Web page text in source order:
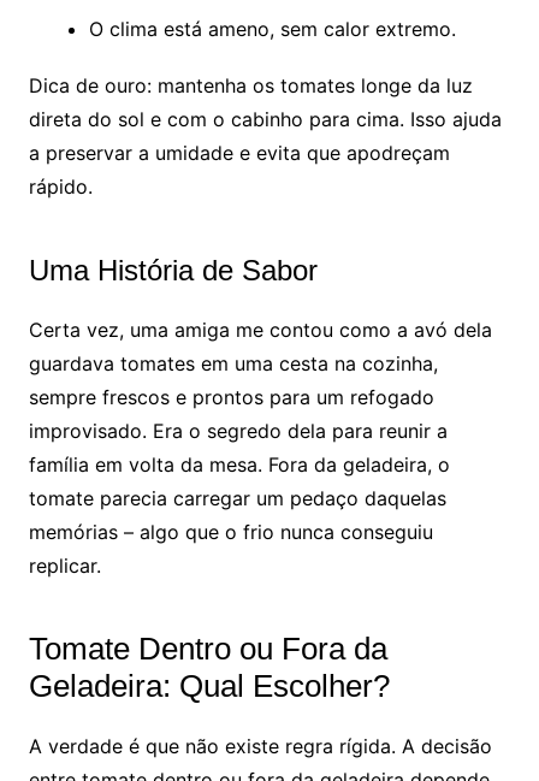
O clima está ameno, sem calor extremo.
Dica de ouro: mantenha os tomates longe da luz
direta do sol e com o cabinho para cima. Isso ajuda
a preservar a umidade e evita que apodreçam
rápido.
Uma História de Sabor
Certa vez, uma amiga me contou como a avó dela
guardava tomates em uma cesta na cozinha,
sempre frescos e prontos para um refogado
improvisado. Era o segredo dela para reunir a
família em volta da mesa. Fora da geladeira, o
tomate parecia carregar um pedaço daquelas
memórias – algo que o frio nunca conseguiu
replicar.
Tomate Dentro ou Fora da
Geladeira: Qual Escolher?
A verdade é que não existe regra rígida. A decisão